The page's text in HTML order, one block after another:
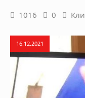
1016 0
16.12.2021